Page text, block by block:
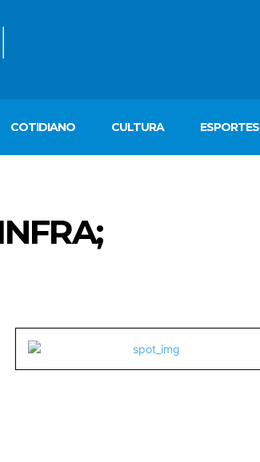
COTIDIANO CULTURA ESPORTES